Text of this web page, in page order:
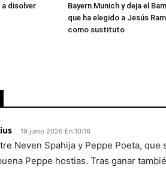
disolver
Bayern Munich y deja el
que ha elegido a Jesús
como sustituto
19 junio 2026 En 10:16
Neven Spahija y Peppe Poeta,
Peppe hostias. Tras ganar